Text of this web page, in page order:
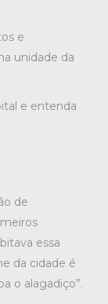
e
unidade da
e entenda
de
essa
da cidade é
o alagadiço”.